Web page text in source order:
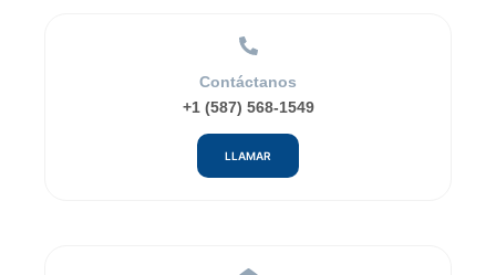
Contáctanos
+1 (587) 568-1549
LLAMAR